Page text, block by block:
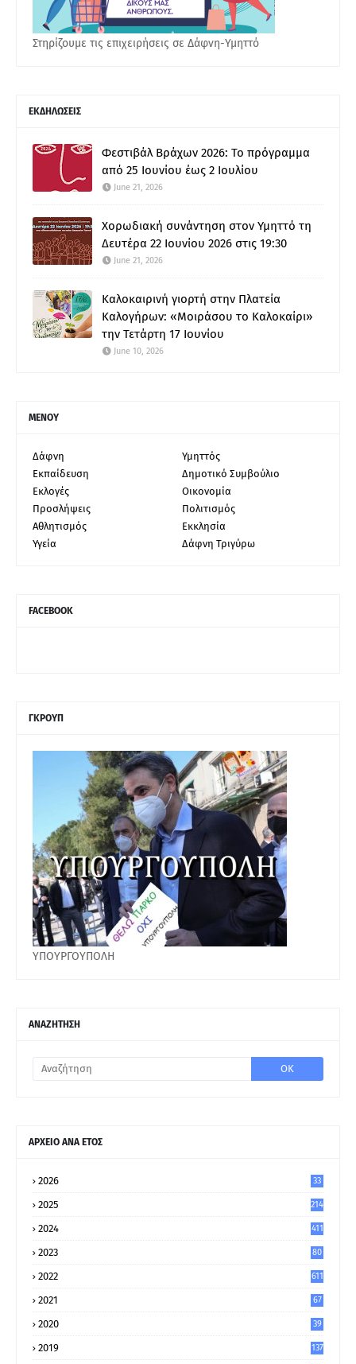
Στηρίζουμε τις επιχειρήσεις σε Δάφνη-Υμηττό
ΕΚΔΗΛΩΣΕΙΣ
Φεστιβάλ Βράχων 2026: Το πρόγραμμα
από 25 Ιουνίου έως 2 Ιουλίου
June 21, 2026
Χορωδιακή συνάντηση στον Υμηττό τη
Δευτέρα 22 Ιουνίου 2026 στις 19:30
June 21, 2026
Καλοκαιρινή γιορτή στην Πλατεία
Καλογήρων: «Μοιράσου το Καλοκαίρι»
την Τετάρτη 17 Ιουνίου
June 10, 2026
ΜΕΝΟΥ
Δάφνη
Υμηττός
Εκπαίδευση
Δημοτικό Συμβούλιο
Εκλογές
Οικονομία
Προσλήψεις
Πολιτισμός
Αθλητισμός
Εκκλησία
Υγεία
Δάφνη Τριγύρω
FACEBOOK
ΓΚΡΟΥΠ
ΥΠΟΥΡΓΟΥΠΟΛΗ
ΑΝΑΖΗΤΗΣΗ
ΑΡΧΕΙΟ ΑΝΑ ΕΤΟΣ
2026 33
2025 214
2024 411
2023
80
2022 611
2021
67
2020
39
2019 137